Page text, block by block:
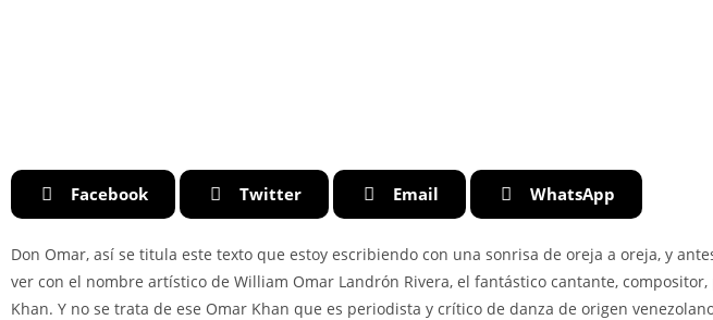
Facebook Twitter Email WhatsApp
Don Omar, así se titula este texto que estoy escribiendo con una sonrisa de oreja a oreja, y
ver con el nombre artístico de William Omar Landrón Rivera, el fantástico cantante,
Khan. Y no se trata de ese Omar Khan que es periodista y crítico de danza de origen